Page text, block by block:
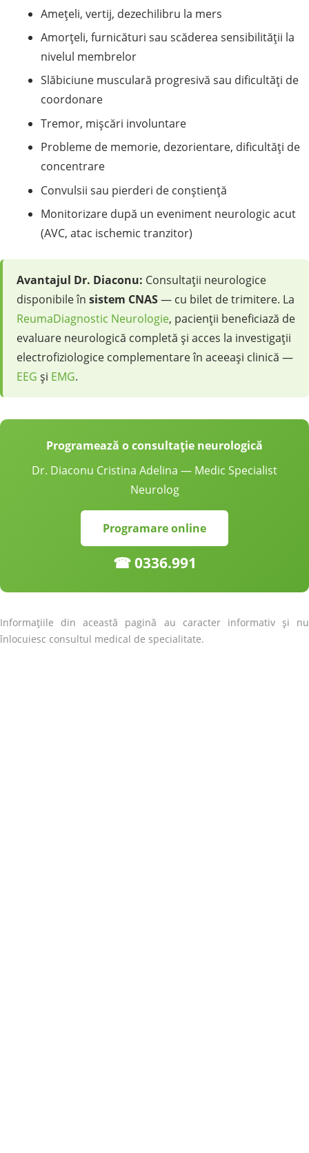
Amețeli, vertij, dezechilibru la mers
Amorțeli, furnicături sau scăderea sensibilității la
nivelul membrelor
Slăbiciune musculară progresivă sau dificultăți de
coordonare
Tremor, mișcări involuntare
Probleme de memorie, dezorientare, dificultăți de
concentrare
Convulsii sau pierderi de conștiență
Monitorizare după un eveniment neurologic acut
(AVC, atac ischemic tranzitor)
Avantajul Dr. Diaconu: Consultații neurologice
disponibile în sistem CNAS— cu bilet de trimitere. La
ReumaDiagnostic Neurologie, pacienții beneficiază de
evaluare neurologică completă și acces la investigații
electrofiziologice complementare în aceeași clinică —
EEG și EMG.
Programează o consultație neurologică
Dr. Diaconu Cristina Adelina — Medic Specialist
Neurolog
Programare online
☎ 0336.991
Informațiile din această pagină au caracter informativ și nu
înlocuiesc consultul medical de specialitate.